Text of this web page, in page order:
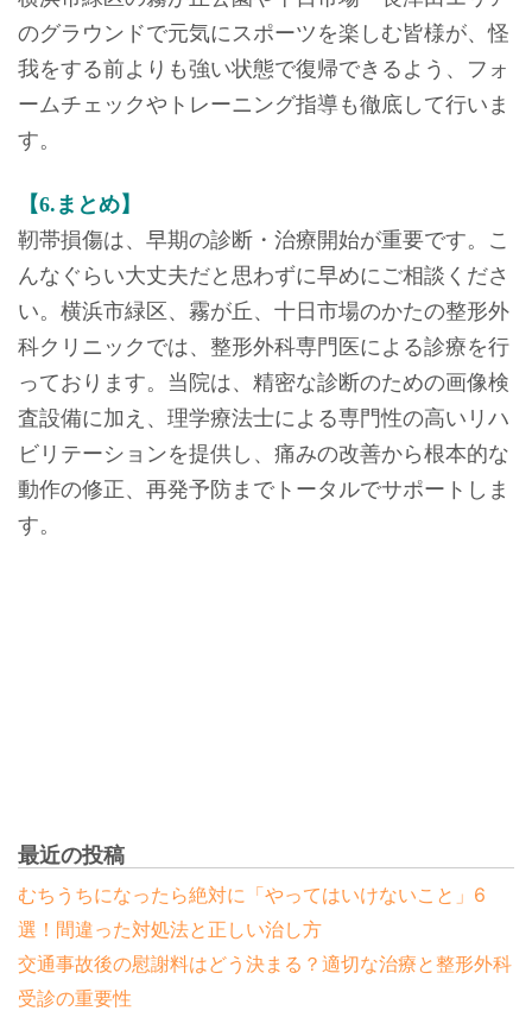
のグラウンドで元気にスポーツを楽しむ皆様が、怪
我をする前よりも強い状態で復帰できるよう、フォ
ームチェックやトレーニング指導も徹底して行いま
す。
【6.まとめ】
靭帯損傷は、早期の診断・治療開始が重要です。こ
んなぐらい大丈夫だと思わずに早めにご相談くださ
い。横浜市緑区、霧が丘、十日市場のかたの整形外
科クリニックでは、整形外科専門医による診療を行
っております。当院は、精密な診断のための画像検
査設備に加え、理学療法士による専門性の高いリハ
ビリテーションを提供し、痛みの改善から根本的な
動作の修正、再発予防までトータルでサポートしま
す。
最近の投稿
むちうちになったら絶対に「やってはいけないこと」6
選！間違った対処法と正しい治し方
交通事故後の慰謝料はどう決まる？適切な治療と整形外科
受診の重要性